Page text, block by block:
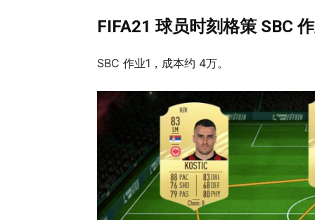
FIFA21 球员时刻格策 SBC
SBC 作业1，成本约 4万。